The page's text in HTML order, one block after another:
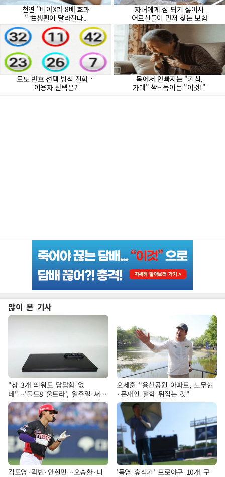
많이 본 기사
"창 3개 띄워도 답답함 없
네"…'폴드8 울트라', 일주일 써보
니
오세훈 "용산공원 아파트, 노무현
·문재인 철학 뒤집는 것"
김도영·곽빈·안현민…오승환·니
'폭염 휴식기' 프로야구 10개 구